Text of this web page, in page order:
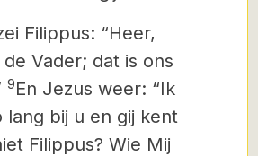
Filippus: “Heer,
Vader; dat is ons
9En Jezus weer: “Ik
lang bij u en gij kent
Filippus? Wie Mij